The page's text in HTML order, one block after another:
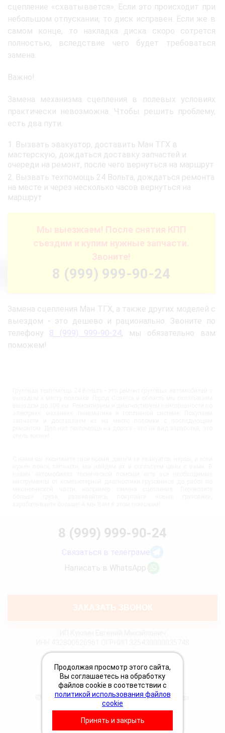
сцепление «схватывается». Если это происходит при
небольшом отпускании, то диск исправен. Если же в
самом конце, то накладка диска скоро сотрется
полностью, вследствие чего будет требоваться
замена.
Важно!
Замена механизма сцепления в полевых условиях
практически невозможна. Чтобы решить проблему,
есть два пути:
Вызвать эвакуатор, доставить Ман ТГХ в
мастерскую, дождаться доставку запчастей и
очереди на ремонт, после чего вернуться на маршрут
Вызвать техпомощь 24 Вольта, дождаться ремонта
на месте и через несколько часов вернуться на
маршрут
Мы выезжаем! После снятия КПП
съездим и купим нужные запчасти.
Звоните!
8 (999) 999-90-24
Замена сцепления Ман ТГХ, а также других моделей с
выездом - это дешево и рационально. Звоните по
телефону 8 (999) 999-90-24, мы обязательно вам
поможем!
Политика Cookies
Пользовательское соглашение
© 2026 «Грузовая техпомощь 24 Вольта»
8 (999) 999-90-24
Связаться в телеграме
Написать в WhatsApp
ЗАКАЗАТЬ ЗВОНОК
Продолжая просмотр этого сайта,
Вы соглашаетесь на обработку
файлов cookie в соответствии с
политикой использования файлов
cookie
Принять и закрыть